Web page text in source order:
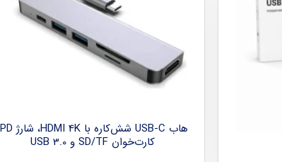
کارت‌خوان SD/TF و USB 3.0